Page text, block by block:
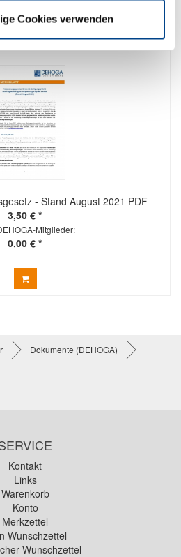
Cookies verwenden
- Stand August 2021 PDF
3,50 € *
Mitglieder:
0,00 € *
Dokumente (DEHOGA)
Kontakt
Links
Warenkorb
Konto
Merkzettel
Wunschzettel
Wunschzettel